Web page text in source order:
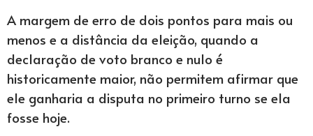
A margem de erro de dois pontos para mais ou
menos e a distância da eleição, quando a
declaração de voto branco e nulo é
historicamente maior, não permitem afirmar que
ele ganharia a disputa no primeiro turno se ela
fosse hoje.